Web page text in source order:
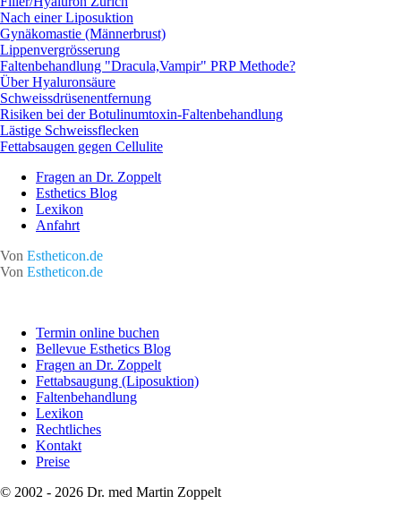
Nach einer Liposuktion
Gynäkomastie (Männerbrust)
Lippenvergrösserung
Faltenbehandlung "Dracula,Vampir" PRP Methode?
Über Hyaluronsäure
Schweissdrüsenentfernung
Risiken bei der Botulinumtoxin-Faltenbehandlung
Lästige Schweissflecken
Fettabsaugen gegen Cellulite
Fragen an Dr. Zoppelt
Esthetics Blog
Lexikon
Anfahrt
Von Estheticon.de
Von Estheticon.de
Termin online buchen
Bellevue Esthetics Blog
Fragen an Dr. Zoppelt
Fettabsaugung (Liposuktion)
Faltenbehandlung
Lexikon
Rechtliches
Kontakt
Preise
© 2002 - 2026 Dr. med Martin Zoppelt